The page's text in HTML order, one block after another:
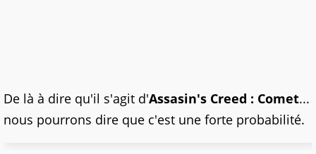
De là à dire qu'il s'agit d'Assasin's Creed : Comet...
nous pourrons dire que c'est une forte probabilité.